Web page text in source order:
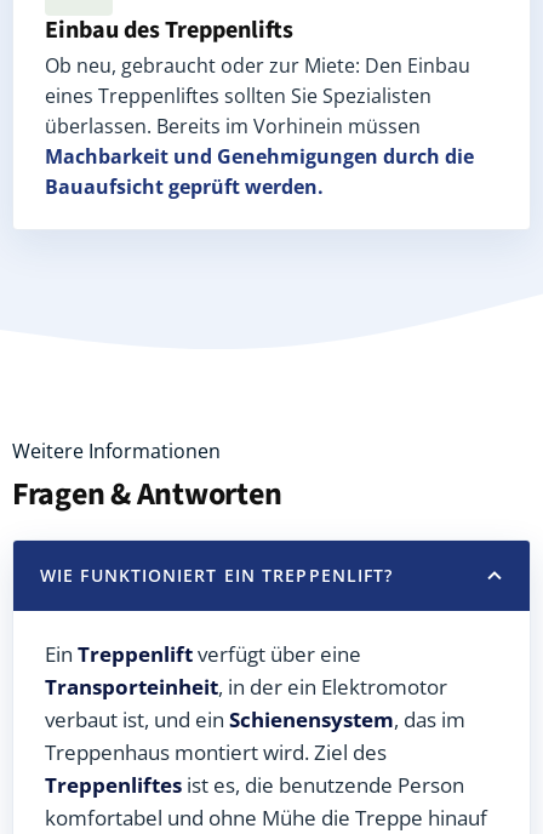
Einbau des Treppenlifts
Ob neu, gebraucht oder zur Miete: Den Einbau
eines Treppenliftes sollten Sie Spezialisten
überlassen. Bereits im Vorhinein müssen
Machbarkeit und Genehmigungen durch die
Bauaufsicht geprüft werden.
Weitere Informationen
Fragen & Antworten
WIE FUNKTIONIERT EIN TREPPENLIFT?
Ein Treppenliftverfügt über eine
Transporteinheit, in der ein Elektromotor
verbaut ist, und ein Schienensystem, das im
Treppenhaus montiert wird. Ziel des
Treppenliftes ist es, die benutzende Person
komfortabel und ohne Mühe die Treppe hinauf